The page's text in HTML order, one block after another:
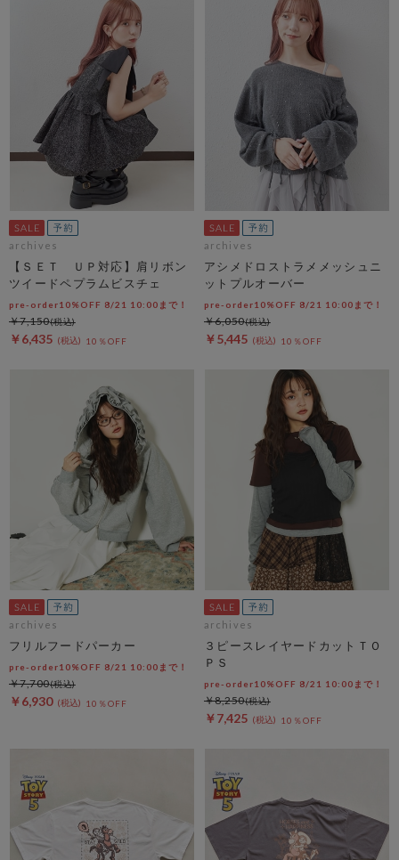
archives
【ＳＥＴ ＵＰ対応】肩リボン
ツイードペプラムビスチェ
pre-order10%OFF 8/21 10:00まで！
￥6,435 10％OFF
￥7,150
archives
アシメドロストラメメッシュニ
ットプルオーバー
pre-order10%OFF 8/21 10:00まで！
￥5,445 10％OFF
￥6,050
archives
フリルフードパーカー
pre-order10%OFF 8/21 10:00まで！
￥6,930 10％OFF
￥7,700
archives
３ピースレイヤードカットＴＯ
ＰＳ
pre-order10%OFF 8/21 10:00まで！
￥7,425 10％OFF
￥8,250